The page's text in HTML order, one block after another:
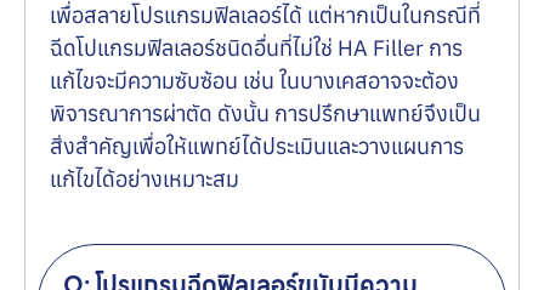
เพื่อสลายโปรแกรมฟิลเลอร์ได้ แต่หากเป็นในกรณีที่
ฉีดโปแกรมฟิลเลอร์ชนิดอื่นที่ไม่ใช่ HA Filler การ
แก้ไขจะมีความซับซ้อน เช่น ในบางเคสอาจจะต้อง
พิจารณาการผ่าตัด ดังนั้น การปรึกษาแพทย์จึงเป็น
สิ่งสำคัญเพื่อให้แพทย์ได้ประเมินและวางแผนการ
แก้ไขได้อย่างเหมาะสม